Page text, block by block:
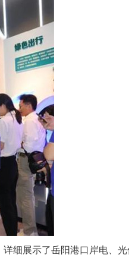
细展示了岳阳港口岸电、光